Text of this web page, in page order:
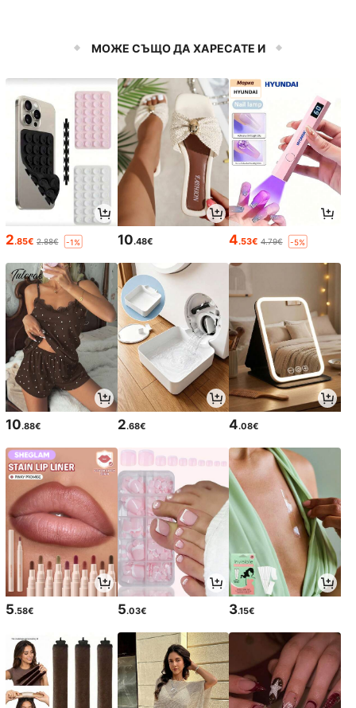
МОЖЕ СЪЩО ДА ХАРЕСАТЕ И
2.85€ 2.88€ -1% 10.48€ 4.53€ 4.79€ -5%
10.88€ 2.68€ 4.08€
5.58€ 5.03€ 3.15€